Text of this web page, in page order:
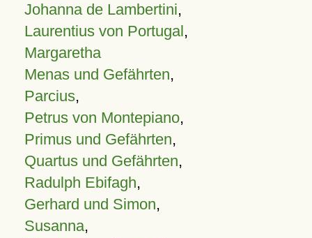
Johanna de Lambertini,
Laurentius von Portugal,
Margaretha
Menas und Gefährten,
Parcius,
Petrus von Montepiano,
Primus und Gefährten,
Quartus und Gefährten,
Radulph Ebifagh,
Gerhard und Simon,
Susanna,